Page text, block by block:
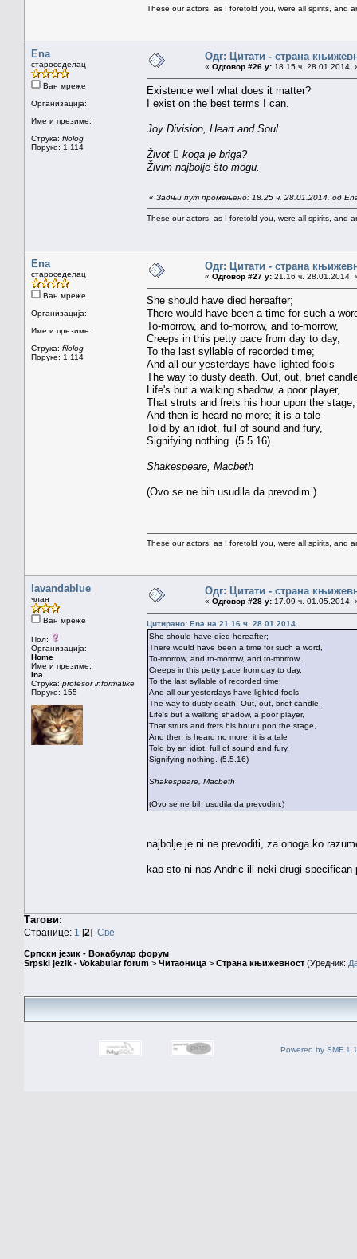
These our actors, as I foretold you, were all spirits, and
Ena
староседелац
Ван мреже
Организација:
Име и презиме:
Струка: filolog
Поруке: 1.114
Одг: Цитати - страна
« Одговор #26 у: 18.15 ч. 28.01.2014.
Existence well what does it matter?
I exist on the best terms I can.
Joy Division, Heart and Soul
Život  koga je briga?
Živim najbolje što mogu.
« Задњи пут промењено: 18.25 ч. 28.01.2014. од
These our actors, as I foretold you, were all spirits, and
Ena
староседелац
Ван мреже
Организација:
Име и презиме:
Струка: filolog
Поруке: 1.114
Одг: Цитати - страна
« Одговор #27 у: 21.16 ч. 28.01.2014.
She should have died hereafter;
There would have been a time for such a
To-morrow, and to-morrow, and to-morrow,
Creeps in this petty pace from day to day,
To the last syllable of recorded time;
And all our yesterdays have lighted fools
The way to dusty death. Out, out, brief
Life's but a walking shadow, a poor player,
That struts and frets his hour upon the stage,
And then is heard no more; it is a tale
Told by an idiot, full of sound and fury,
Signifying nothing. (5.5.16)
Shakespeare, Macbeth
(Ovo se ne bih usudila da prevodim.)
These our actors, as I foretold you, were all spirits, and
lavandablue
члан
Ван мреже
Пол:
Организација:
Home
Име и презиме:
Ina
Струка: profesor informatike
Поруке: 155
Одг: Цитати - страна
« Одговор #28 у: 17.09 ч. 01.05.2014.
Цитирано: Ena на 21.16 ч. 28.01.2014.
She should have died hereafter;
There would have been a time for such a word,
To-morrow, and to-morrow, and to-morrow,
Creeps in this petty pace from day to day,
To the last syllable of recorded time;
And all our yesterdays have lighted fools
The way to dusty death. Out, out, brief candle!
Life's but a walking shadow, a poor player,
That struts and frets his hour upon the stage,
And then is heard no more; it is a tale
Told by an idiot, full of sound and fury,
Signifying nothing. (5.5.16)
Shakespeare, Macbeth
(Ovo se ne bih usudila da prevodim.)
najbolje je ni ne prevoditi, za onoga ko
kao sto ni nas Andric ili neki drugi
Тагови:
Странице: 1 [2] Све
Српски језик - Вокабулар форум
Srpski jezik - Vokabular forum > Читаоница > Страна књижевност (Уредник:
Powered by SMF